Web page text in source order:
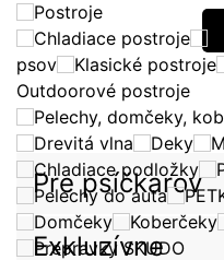
Postroje
Chladiace postroje
psov
Klasické postroje
Outdoorové postroje
Pelechy, domčeky,
Drevitá vlna
Deky
Chladiace podložky
Pelechy do auta
Domčeky
Koberčeky
Prepravky SKUDO
Pre psíčkarov
Exkluzívne